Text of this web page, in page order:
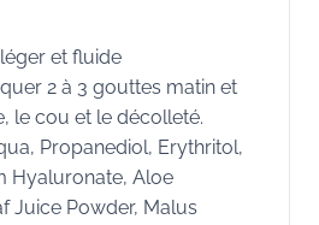
et fluide
2 à 3 gouttes matin et
le cou et le décolleté.
Propanediol, Erythritol,
Hyaluronate, Aloe
Juice Powder, Malus